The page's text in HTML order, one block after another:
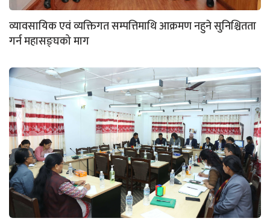
व्यावसायिक एवं व्यक्तिगत सम्पत्तिमाथि आक्रमण नहुने सुनिश्चितता
गर्न महासङ्घको माग